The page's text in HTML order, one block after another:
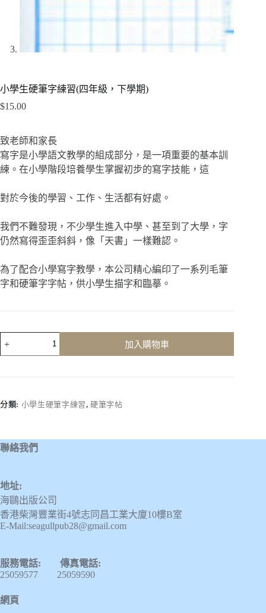
小學生硬筆字練習(四年級，下學期)
$15.00
致老師和家長
寫字是小學語文教學的組成部分，是一項重要的基本訓
練。在小學階段培養學生掌握初步的寫字技能，這
對於今後的學習、工作、生活都有好處。
我們不難發現，不少學生進入中學、甚至到了大學，字
仍然寫得歪歪斜斜，像「天書」一樣難認。
為了配合小學寫字教學，本公司精心編印了一系列毛筆
字和硬筆字字帖，供小學生描字和臨摹。
字
(四
年
學
期)
數
量
加入購物車
分類: 小學生硬筆字練習,硬筆字帖
聯絡我們
地址:
海鷗出版公司
香港柴灣豐業街4號志同昌工業大廈10樓B室
E-Mail:seagullpub28@gmail.com
服務電話: 傳真電話:
25059577 25059590
網頁